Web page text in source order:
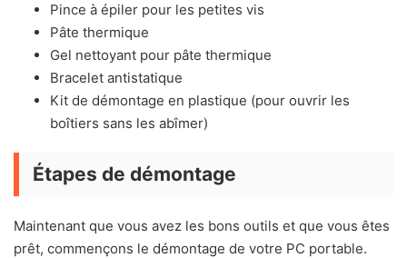
Pince à épiler pour les petites vis
Pâte thermique
Gel nettoyant pour pâte thermique
Bracelet antistatique
Kit de démontage en plastique (pour ouvrir les
boîtiers sans les abîmer)
Étapes de démontage
Maintenant que vous avez les bons outils et que vous êtes
prêt, commençons le démontage de votre PC portable.